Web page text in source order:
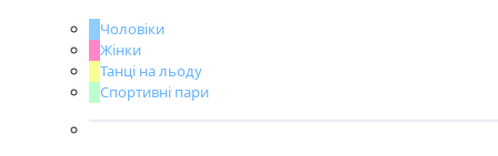
Чоловіки
Жінки
Танці на льоду
Спортивні пари